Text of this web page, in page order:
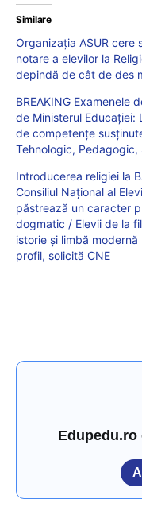
Similare
Organizația ASUR cere
notare a elevilor la
depindă de cât de des
BREAKING Examenele
de Ministerul Educației:
de competențe
Tehnologic, Pedagogic,
Introducerea religiei la
Consiliul Național al
păstrează un caracter
dogmatic / Elevii de la
istorie și limbă
profil, solicită CNE
Edupedu.ro